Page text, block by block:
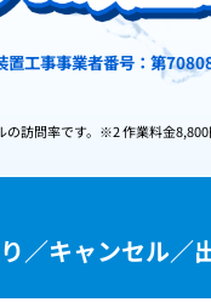
置工事事業者番号：第
訪問率です。 ※2 作業料金8,800
／キャンセル／